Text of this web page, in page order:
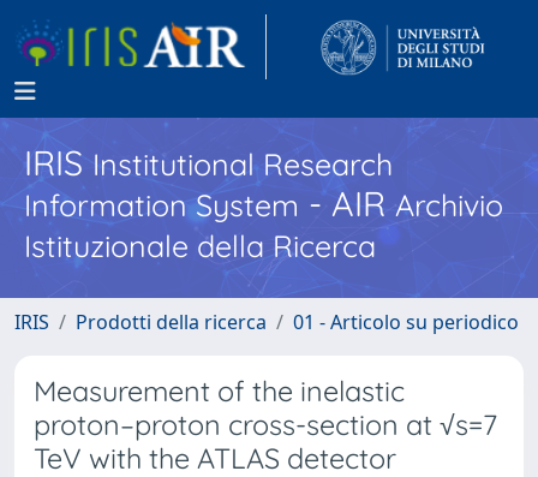
IRISInstitutional Research
Information System - AIR Archivio
Istituzionale della Ricerca
IRIS Prodotti della ricerca 01 - Articolo su periodico
Measurement of the inelastic
proton–proton cross-section at √s=7
TeV with the ATLAS detector